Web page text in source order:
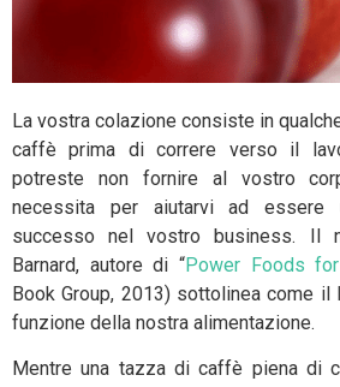
La vostra colazione consiste in
caffè prima di correre verso il
potreste non fornire al vostro
necessita per aiutarvi ad essere
successo nel vostro business. Il
Barnard, autore di “Power Foods
Book Group, 2013) sottolinea come
funzione della nostra alimentazione.
Mentre una tazza di caffè piena di